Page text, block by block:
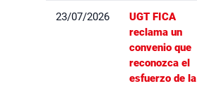
23/07/2026
UGT FICA
reclama un
convenio que
reconozca el
esfuerzo de la